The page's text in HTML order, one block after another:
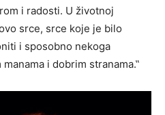
i radosti. U životnoj
srce, srce koje je bilo
i sposobno nekoga
i dobrim stranama.‟